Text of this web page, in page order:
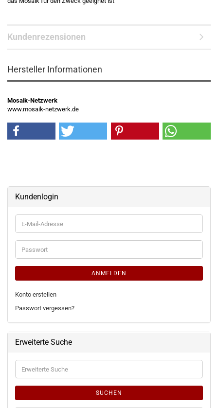
Kundenrezensionen
Hersteller Informationen
Mosaik-Netzwerk
www.mosaik-netzwerk.de
Kundenlogin
E-
Mail-
Adresse
Passwort
ANMELDEN
Konto erstellen
Passwort vergessen?
Erweiterte Suche
Erweiterte
Suche
SUCHEN